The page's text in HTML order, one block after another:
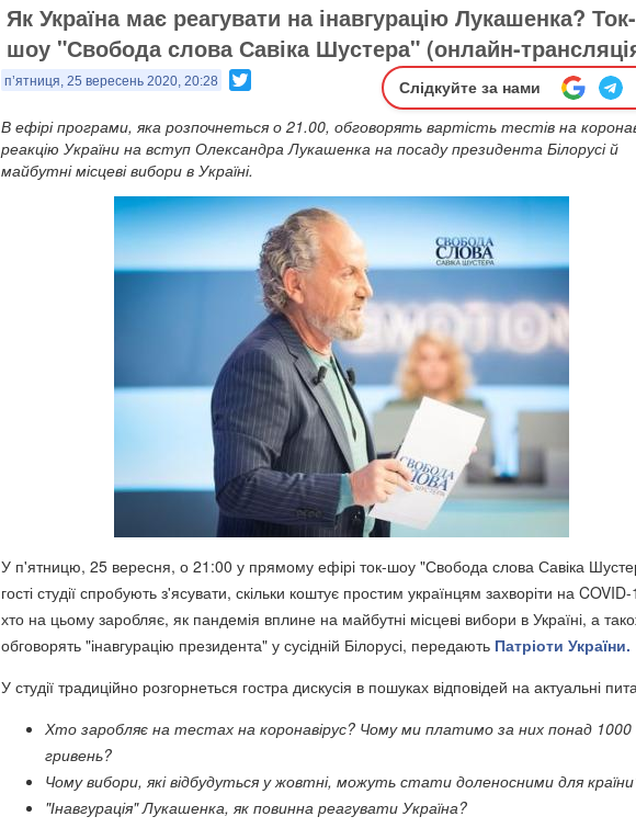
Як Україна має реагувати на інавгурацію Лукашенка? Ток-
шоу "Свобода слова Савіка Шустера" (онлайн-
п’ятниця, 25 вересень 2020, 20:28 Слідкуйте за нами
В ефірі програми, яка розпочнеться о 21.00, обговорять вартість тестів на
реакцію України на вступ Олександра Лукашенка на посаду президента Білорусі й
майбутні місцеві вибори в Україні.
У п'ятницю, 25 вересня, о 21:00 у прямому ефірі ток-шоу "Свобода слова Савіка
гості студії спробують з'ясувати, скільки коштує простим українцям захворіти на
хто на цьому заробляє, як пандемія вплине на майбутні місцеві вибори в Україні, а
обговорять "інавгурацію президента" у сусідній Білорусі, передають Патріоти України.
У студії традиційно розгорнеться гостра дискусія в пошуках відповідей на актуальні
Хто заробляє на тестах на коронавірус? Чому ми платимо за них понад 1000
гривень?
Чому вибори, які відбудуться у жовтні, можуть стати доленосними для
"Інавгурація" Лукашенка, як повинна реагувати Україна?